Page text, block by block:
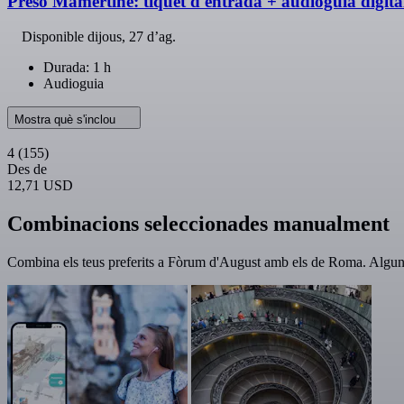
Disponible dijous, 27 d’ag.
Durada: 1 h
Audioguia
Mostra què s'inclou
4 (155)
Des de
12,71 USD
Combinacions seleccionades manualment
Combina els teus preferits a Fòrum d'August amb els de Roma.